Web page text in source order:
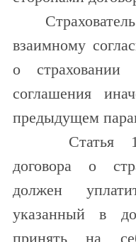
Страхователь
взаимному
о
соглашения
предыдущем
Статья 14.
договора о
должен
указанный в
принять на